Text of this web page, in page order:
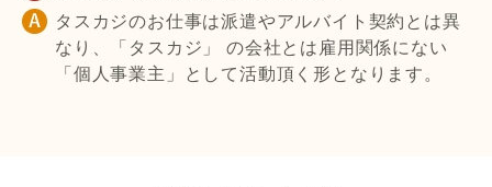
タスカジのお仕事は派遣やアルバイト契約とは異
なり、「タスカジ」 の会社とは雇用関係にない
「個人事業主」として活動頂く形となります。